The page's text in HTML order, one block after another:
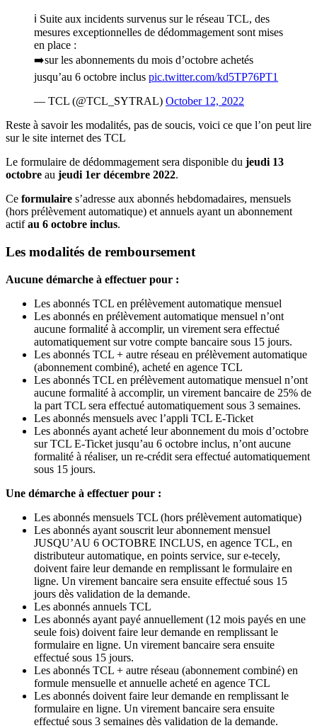
ℹ️ Suite aux incidents survenus sur le réseau TCL, des
mesures exceptionnelles de dédommagement sont mises
en place :
➡️sur les abonnements du mois d’octobre achetés
jusqu’au 6 octobre inclus pic.twitter.com/kd5TP76PT1
— TCL (@TCL_SYTRAL) October 12, 2022
Reste à savoir les modalités, pas de soucis, voici ce que l’on peut lire
sur le site internet des TCL
Le formulaire de dédommagement sera disponible du jeudi 13
octobre au jeudi 1er décembre 2022.
Ce formulaire s’adresse aux abonnés hebdomadaires, mensuels
(hors prélèvement automatique) et annuels ayant un abonnement
actifau 6 octobre inclus.
Les modalités de remboursement
Aucune démarche à effectuer pour :
Les abonnés TCL en prélèvement automatique mensuel
Les abonnés en prélèvement automatique mensuel n’ont
aucune formalité à accomplir, un virement sera effectué
automatiquement sur votre compte bancaire sous 15 jours.
Les abonnés TCL + autre réseau en prélèvement automatique
(abonnement combiné), acheté en agence TCL
Les abonnés TCL en prélèvement automatique mensuel n’ont
aucune formalité à accomplir, un virement bancaire de 25% de
la part TCL sera effectué automatiquement sous 3 semaines.
Les abonnés mensuels avec l’appli TCL E-Ticket
Les abonnés ayant acheté leur abonnement du mois d’octobre
sur TCL E-Ticket jusqu’au 6 octobre inclus, n’ont aucune
formalité à réaliser, un re-crédit sera effectué automatiquement
sous 15 jours.
Une démarche à effectuer pour :
Les abonnés mensuels TCL (hors prélèvement automatique)
Les abonnés ayant souscrit leur abonnement mensuel
JUSQU’AU 6 OCTOBRE INCLUS, en agence TCL, en
distributeur automatique, en points service, sur e-tecely,
doivent faire leur demande en remplissant le formulaire en
ligne. Un virement bancaire sera ensuite effectué sous 15
jours dès validation de la demande.
Les abonnés annuels TCL
Les abonnés ayant payé annuellement (12 mois payés en une
seule fois) doivent faire leur demande en remplissant le
formulaire en ligne. Un virement bancaire sera ensuite
effectué sous 15 jours.
Les abonnés TCL + autre réseau (abonnement combiné) en
formule mensuelle et annuelle acheté en agence TCL
Les abonnés doivent faire leur demande en remplissant le
formulaire en ligne. Un virement bancaire sera ensuite
effectué sous 3 semaines dès validation de la demande.